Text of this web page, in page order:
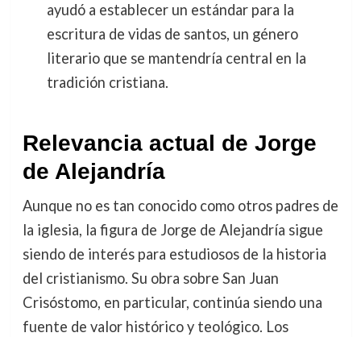
ayudó a establecer un estándar para la
escritura de vidas de santos, un género
literario que se mantendría central en la
tradición cristiana.
Relevancia actual de Jorge
de Alejandría
Aunque no es tan conocido como otros padres de
la iglesia, la figura de Jorge de Alejandría sigue
siendo de interés para estudiosos de la historia
del cristianismo. Su obra sobre San Juan
Crisóstomo, en particular, continúa siendo una
fuente de valor histórico y teológico. Los